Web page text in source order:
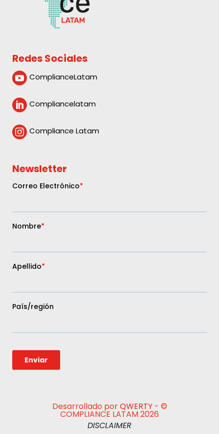
Redes Sociales
 ComplianceLatam
 Compliancelatam
 Compliance Latam
Newsletter
Desarrollado porQWERTY- ©
COMPLIANCE LATAM 2026
DISCLAIMER